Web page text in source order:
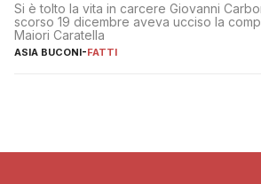
Si è tolto la vita in carcere Giovanni
scorso 19 dicembre aveva ucciso la
Maiori Caratella
ASIA BUCONI-FATTI